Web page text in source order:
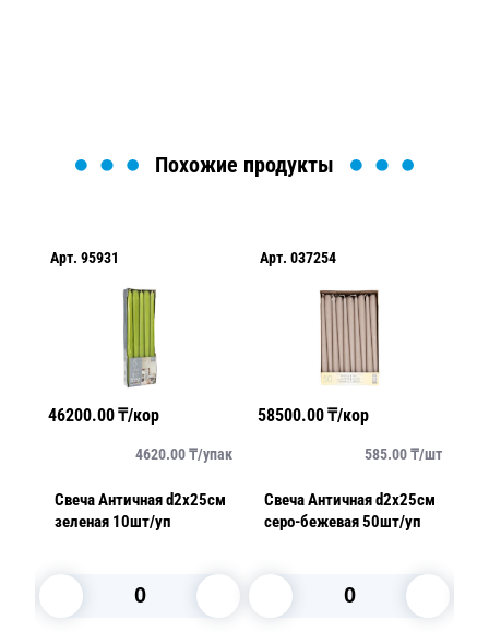
Похожие продукты
Арт. 95931
46200.00₸/кор
4620.00₸/упак
Свеча Античная d2х25см
зеленая 10шт/уп
Арт. 037254
58500.00₸/кор
585.00₸/шт
Свеча Античная d2х25см
серо-бежевая 50шт/уп